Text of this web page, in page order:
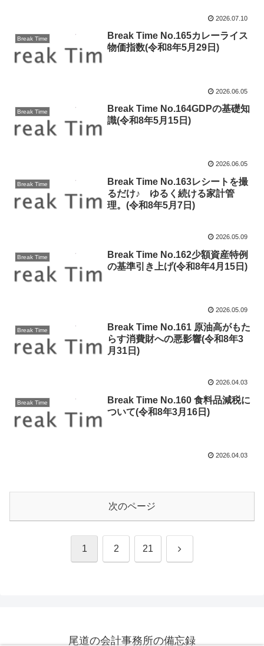
2026.07.10
Break Time
Break Time No.165カレーライス
物価指数(令和8年5月29日)
2026.06.05
Break Time
Break Time No.164GDPの基礎知
識(令和8年5月15日)
2026.06.05
Break Time
Break Time No.163レシートを撮
るだけ♪ ゆるく続ける家計管
理。(令和8年5月7日)
2026.05.09
Break Time
Break Time No.162少額資産特例
の基準引き上げ(令和8年4月15日)
2026.05.09
Break Time
Break Time No.161 原油高がもた
らす消費財への悪影響(令和8年3
月31日)
2026.04.03
Break Time
Break Time No.160 食料品減税に
ついて(令和8年3月16日)
2026.04.03
次のページ
1 2 21 次
尾道の会計事務所の備忘録